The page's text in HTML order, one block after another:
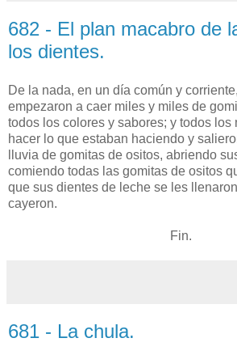
682 - El plan macabro de
los dientes.
De la nada, en un día común y
empezaron a caer miles y miles de
todos los colores y sabores; y todos los
hacer lo que estaban haciendo y
lluvia de gomitas de ositos, abriendo
comiendo todas las gomitas de ositos
que sus dientes de leche se les
cayeron.
Fin.
681 - La chula.